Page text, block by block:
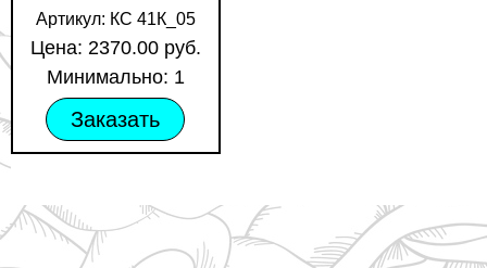
Артикул: КС 41К_05
Цена: 2370.00 руб.
Минимально: 1
Заказать